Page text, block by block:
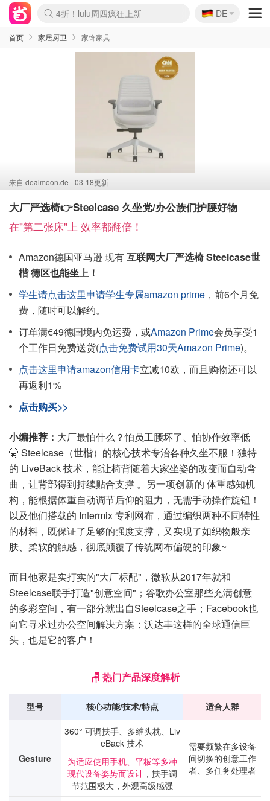
Boticinal 夏促开抢！
4折！lulu周四疯狂上新
还没结束！&OtherStories大促
Joybuy变相75折 随时失效
速领！Stanley独家85折
疑似霸哥！Camper额外叠85折
Zalando 奥莱闪促！每日更新
Moncler反季囤！5折起+叠9折
Coach Brooklyn仅€192
🇩🇪
DE
首页 家居厨卫 家饰家具
来自 dealmoon.de 03-18更新
大厂严选椅👉Steelcase 久坐党/办公族们护腰好物
在"第二张床"上 效率都翻倍！
Amazon德国亚马逊 现有互联网大厂严选椅 Steelcase世
楷 德区也能坐上！
学生请点击这里申请学生专属amazon prime ，前6个月免
费，随时可以解约。
订单满€49德国境内免运费，或Amazon Prime会员享受1
个工作日免费送货(点击免费试用30天Amazon Prime)。
点击这里申请amazon信用卡立减10欧，而且购物还可以
再返利1%
点击购买>>
小编推荐： 大厂最怕什么？怕员工腰坏了、怕协作效率低
🤫 Steelcase（世楷）的核心技术专治各种久坐不服！独特
的 LiveBack 技术，能让椅背随着大家坐姿的改变而自动弯
曲，让背部得到持续贴合支撑 。另一项创新的 体重感知机
构，能根据体重自动调节后仰的阻力，无需手动操作旋钮！
以及他们搭载的 Intermix 专利网布，通过编织两种不同特性
的材料，既保证了足够的强度支撑，又实现了如织物般亲
肤、柔软的触感，彻底颠覆了传统网布偏硬的印象~
而且他家是实打实的"大厂标配"，微软从2017年就和
Steelcase联手打造"创意空间"；谷歌办公室那些充满创意
的多彩空间，有一部分就出自Steelcase之手；Facebook也
向它寻求过办公空间解决方案；沃达丰这样的全球通信巨
头，也是它的客户！
🪑 热门产品深度解析
型号 核心功能/技术/特点 适合人群
Gesture
360° 可调扶手、多维头枕、Liv
eBack 技术
为适应使用手机、平板等多种
现代设备姿势而设计，扶手调
节范围极大，外观高级感强
需要频繁在多设备
间切换的创意工作
者、多任务处理者